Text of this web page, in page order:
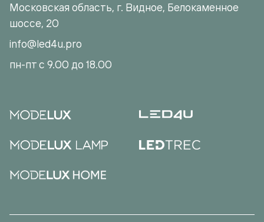
Московская область, г. Видное, Белокаменное
шоссе, 20
info@led4u.pro
пн-пт с 9.00 до 18.00